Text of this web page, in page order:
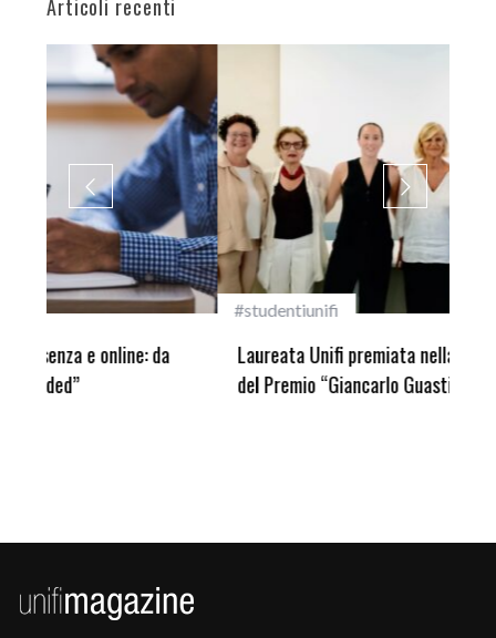
Articoli recenti
#studentiunifi
Laureata Unifi premiata nella settima edizione
del Premio “Giancarlo Guasti”